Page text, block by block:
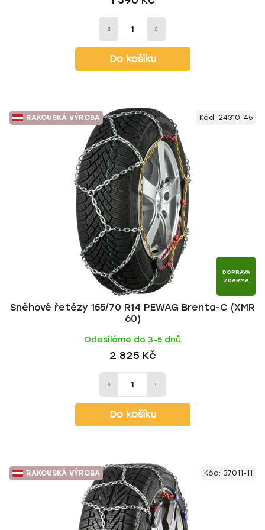
Do košíku
RAKOUSKÁ VÝROBA
DOPRAVA
ZDARMA
Sněhové řetězy 155/70 R14 PEWAG Brenta-C (XMR
60)
Odesíláme do 3-5 dnů
2 825 Kč
Do košíku
Kód: 24310-45
RAKOUSKÁ VÝROBA Kód: 37011-11